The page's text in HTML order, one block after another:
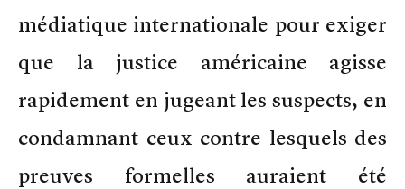
médiatique internationale pour exiger
que la justice américaine agisse
rapidement en jugeant les suspects, en
condamnant ceux contre lesquels des
preuves formelles auraient été